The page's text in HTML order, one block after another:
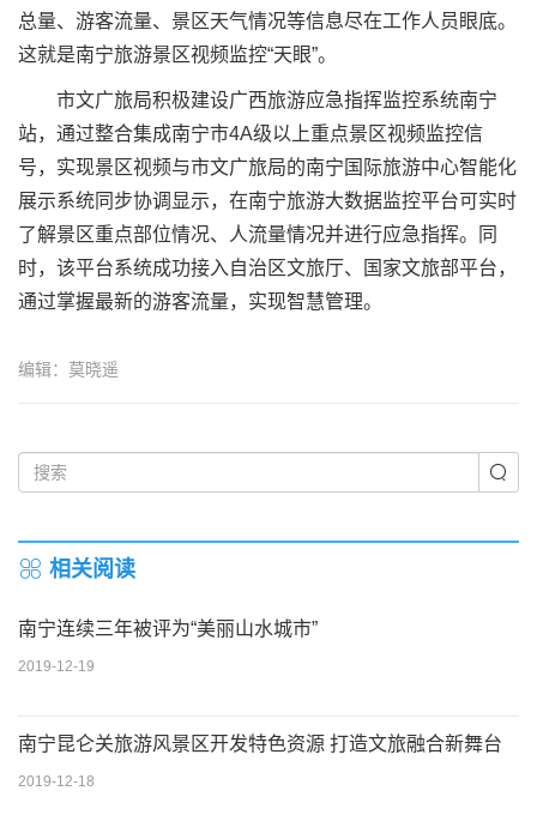
总量、游客流量、景区天气情况等信息尽在工作人员眼底。
这就是南宁旅游景区视频监控“天眼”。
市文广旅局积极建设广西旅游应急指挥监控系统南宁
站，通过整合集成南宁市4A级以上重点景区视频监控信
号，实现景区视频与市文广旅局的南宁国际旅游中心智能化
展示系统同步协调显示，在南宁旅游大数据监控平台可实时
了解景区重点部位情况、人流量情况并进行应急指挥。同
时，该平台系统成功接入自治区文旅厅、国家文旅部平台，
通过掌握最新的游客流量，实现智慧管理。
编辑：莫晓遥
相关阅读
南宁连续三年被评为“美丽山水城市”
2019-12-19
南宁昆仑关旅游风景区开发特色资源 打造文旅融合新舞台
2019-12-18